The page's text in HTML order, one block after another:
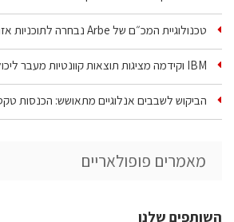
טכנולוגיית המכ״ם של Arbe נבחרה לתוכניות אזרחיות וביטחוניות
IBM וקידמה מציגות תוצאות קוונטיות מעבר ליכולת…
הביקוש לשבבים אנלוגיים מתאושש: הכנסות
מאמרים פופולאריים
השותפים שלנו